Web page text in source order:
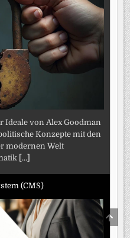
Ideale von Alex Goodman
Konzepte mit den
modernen Welt
[...]
(CMS)
TO
TOP